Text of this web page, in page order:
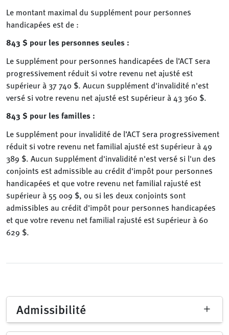
Le montant maximal du supplément pour personnes
handicapées est de :
843 $ pour les personnes seules :
Le supplément pour personnes handicapées de l’ACT sera
progressivement réduit si votre revenu net ajusté est
supérieur à 37 740 $. Aucun supplément d'invalidité n'est
versé si votre revenu net ajusté est supérieur à 43 360 $.
843 $ pour les familles :
Le supplément pour invalidité de l’ACT sera progressivement
réduit si votre revenu net familial ajusté est supérieur à 49
389 $. Aucun supplément d'invalidité n'est versé si l'un des
conjoints est admissible au crédit d'impôt pour personnes
handicapées et que votre revenu net familial rajusté est
supérieur à 55 009 $, ou si les deux conjoints sont
admissibles au crédit d'impôt pour personnes handicapées
et que votre revenu net familial rajusté est supérieur à 60
629 $.
Admissibilité